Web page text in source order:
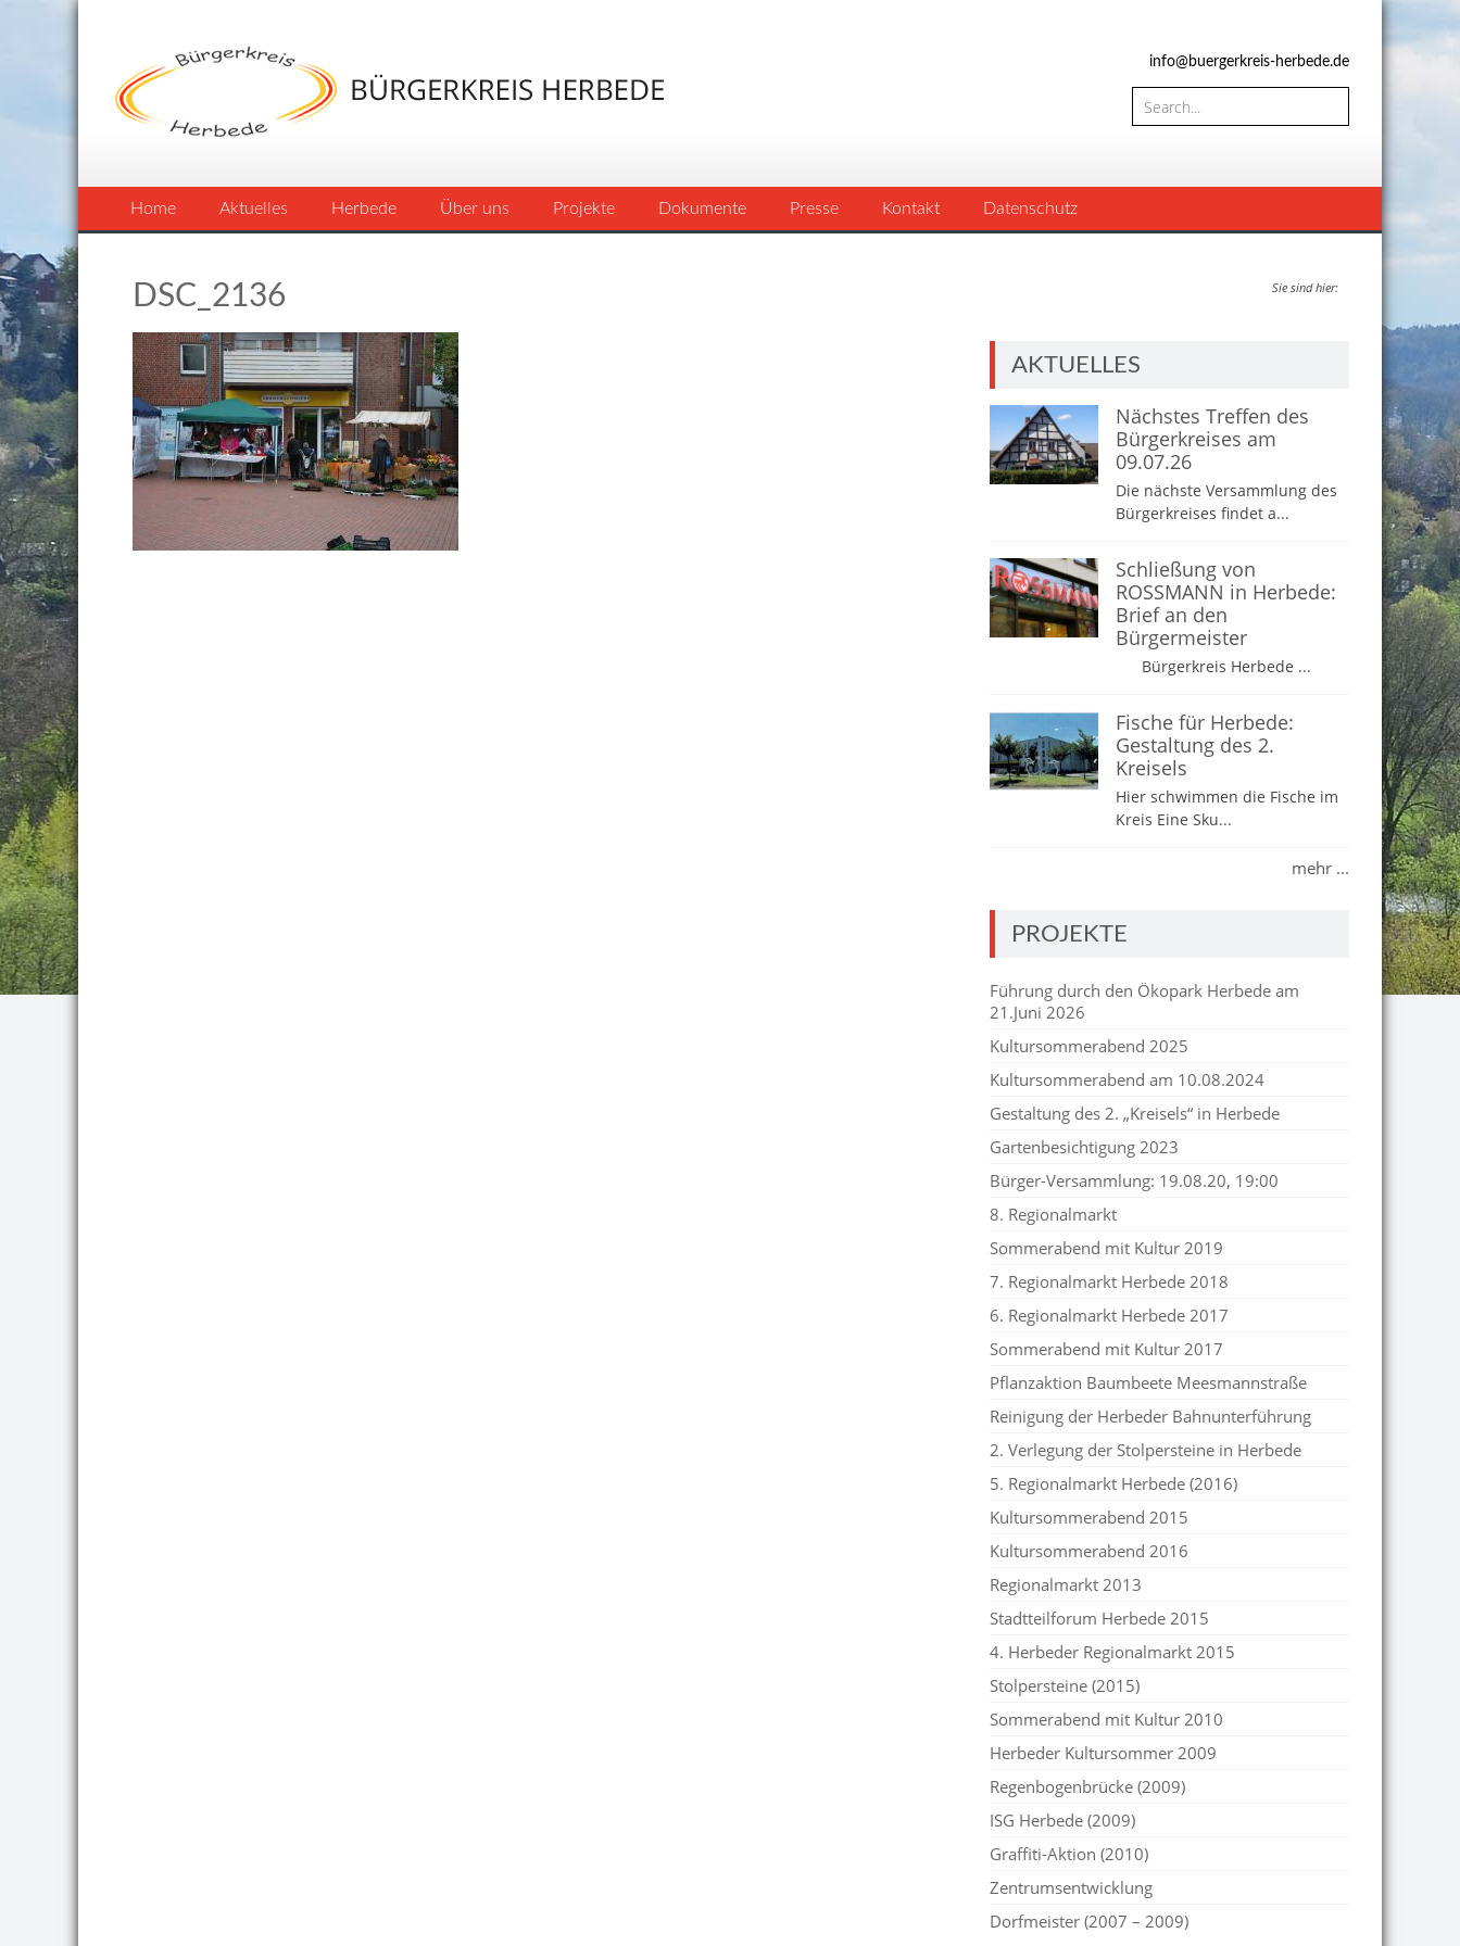
info@buergerkreis-herbede.de
Home Aktuelles Herbede Über uns Projekte Dokumente Presse Kontakt Datenschutz
Sie sind hier:
DSC_2136
AKTUELLES
Nächstes Treffen des
Bürgerkreises am
09.07.26
Die nächste Versammlung des
Bürgerkreises findet a...
Schließung von
ROSSMANN in Herbede:
Brief an den
Bürgermeister
Bürgerkreis Herbede ...
Fische für Herbede:
Gestaltung des 2.
Kreisels
Hier schwimmen die Fische im
Kreis Eine Sku...
mehr ...
PROJEKTE
Führung durch den Ökopark Herbede am
21.Juni 2026
Kultursommerabend 2025
Kultursommerabend am 10.08.2024
Gestaltung des 2. „Kreisels“ in Herbede
Gartenbesichtigung 2023
Bürger-Versammlung: 19.08.20, 19:00
8. Regionalmarkt
Sommerabend mit Kultur 2019
7. Regionalmarkt Herbede 2018
6. Regionalmarkt Herbede 2017
Sommerabend mit Kultur 2017
Pflanzaktion Baumbeete Meesmannstraße
Reinigung der Herbeder Bahnunterführung
2. Verlegung der Stolpersteine in Herbede
5. Regionalmarkt Herbede (2016)
Kultursommerabend 2015
Kultursommerabend 2016
Regionalmarkt 2013
Stadtteilforum Herbede 2015
4. Herbeder Regionalmarkt 2015
Stolpersteine (2015)
Sommerabend mit Kultur 2010
Herbeder Kultursommer 2009
Regenbogenbrücke (2009)
ISG Herbede (2009)
Graffiti-Aktion (2010)
Zentrumsentwicklung
Dorfmeister (2007 – 2009)